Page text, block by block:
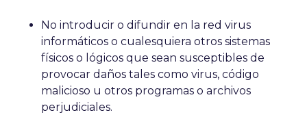
No introducir o difundir en la red virus
informáticos o cualesquiera otros sistemas
físicos o lógicos que sean susceptibles de
provocar daños tales como virus, código
malicioso u otros programas o archivos
perjudiciales.